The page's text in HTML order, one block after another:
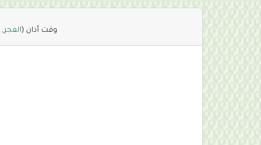
وقت أذان (الفجر,